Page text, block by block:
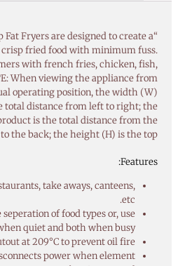
Fat Fryers are designed to create a
fried food with minimum fuss.
with french fries, chicken, fish,
When viewing the appliance from
operating position, the width (W)
total distance from left to right; the
is the total distance from the
the back; the height (H) is the top.
Features:
take aways, canteens,
etc.
of food types or, use
quiet and both when busy.
at 209°C to prevent oil fire
power when element